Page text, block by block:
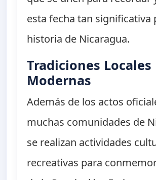
esta fecha tan significativa
historia de Nicaragua.
Tradiciones Locales
Modernas
Además de los actos
muchas comunidades de
se realizan actividades
recreativas para